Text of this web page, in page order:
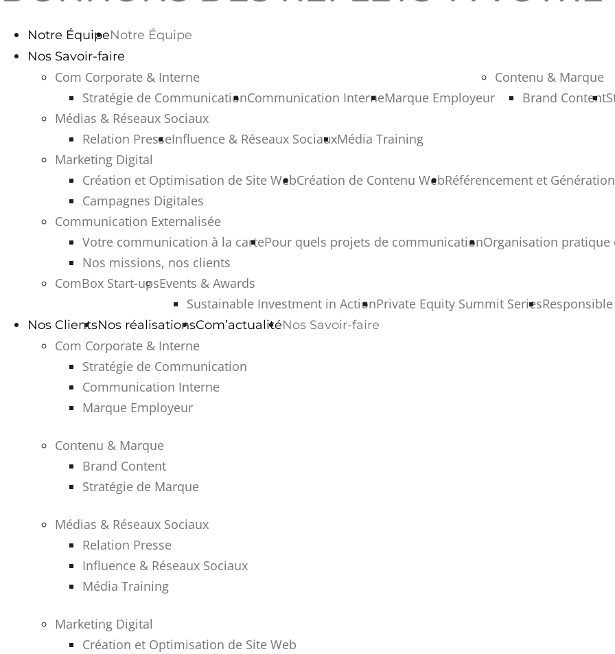
Notre Équipe
Nos Savoir-faire
Com Corporate & Interne
Stratégie de CommunicationCommunication InterneMarque Employeur
Contenu & Marque
Brand Content
Médias & Réseaux Sociaux
Relation PresseInfluence & Réseaux SociauxMédia Training
Marketing Digital
Création et Optimisation de Site WebCréation de Contenu WebRéférencement et
Campagnes Digitales
Communication Externalisée
Votre communication à la cartePour quels projets de communicationOrganisation pratique
Nos missions, nos clients
ComBox Start-upsEvents & Awards
Sustainable Investment in ActionPrivate Equity Summit Series
Nos ClientsNos réalisationsCom’actualité
Notre Équipe
Nos Savoir-faire
Com Corporate & Interne
Stratégie de Communication
Communication Interne
Marque Employeur
Contenu & Marque
Brand Content
Stratégie de Marque
Médias & Réseaux Sociaux
Relation Presse
Influence & Réseaux Sociaux
Média Training
Marketing Digital
Création et Optimisation de Site Web